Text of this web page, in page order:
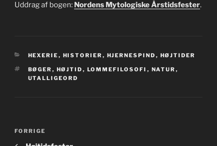
Uddrag af bogen: Nordens Mytologiske Årstidsfester.
KATEGORIER
HEXERIE , HISTORIER , HJERNESPIND , HØJTIDER
TAGS
BØGER , HØJTID , LOMMEFILOSOFI , NATUR ,
UTALLIGEORD
Indlægsnavigation
Forrige
indlæg
FORRIGE